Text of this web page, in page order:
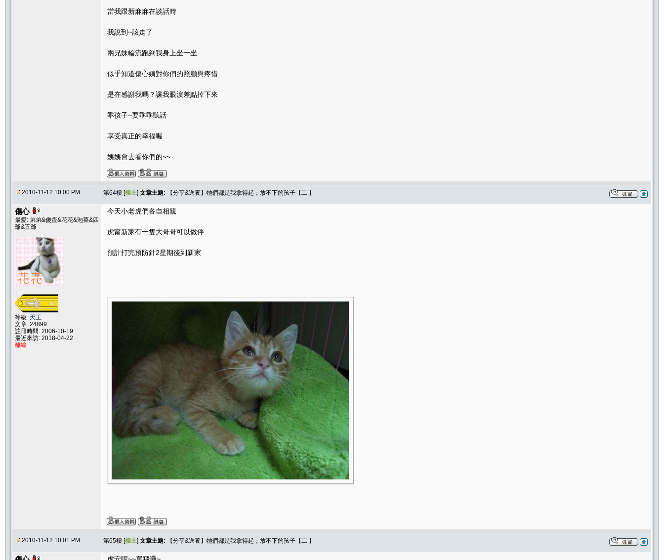
當我跟新麻麻在談話時
我說到~該走了
兩兄妹輪流跑到我身上坐一坐
似乎知道傷心姨對你們的照顧與疼惜
是在感謝我嗎？讓我眼淚差點掉下來
乖孩子~要乖乖聽話
享受真正的幸福喔
姨姨會去看你們的~~
2010-11-12 10:00 PM 第64樓 [樓主] 文章主題: 【分享&送養】牠們都是我拿得起；放不下的孩子【二 】
傷心
最愛: 弟弟&傻蛋&花花&泡菜&四
爺&五爺
等級: 天王
文章: 24899
註冊時間: 2006-10-19
最近來訪: 2018-04-22
離線
今天小老虎們各自相親
虎甯新家有一隻大哥哥可以做伴
預計打完預防針2星期後到新家
2010-11-12 10:01 PM 第65樓 [樓主] 文章主題: 【分享&送養】牠們都是我拿得起；放不下的孩子【二 】